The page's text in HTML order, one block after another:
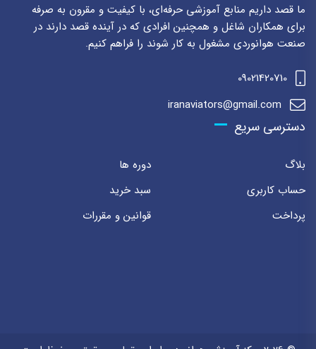
ما قصد داریم منابع آموزشی حرفه‌ای، با کیفیت و مقرون به صرفه
برای همکاران شاغل و همچنین افرادی که در آینده قصد دارند در
صنعت هوانوردی مشغول به کار شوند را فراهم کنیم.
09021420710
iranaviators@gmail.com
دسترسی سریع
بلاگ
دوره ها
حساب کاربری
سبد خرید
پرداخت
قوانین و مقررات